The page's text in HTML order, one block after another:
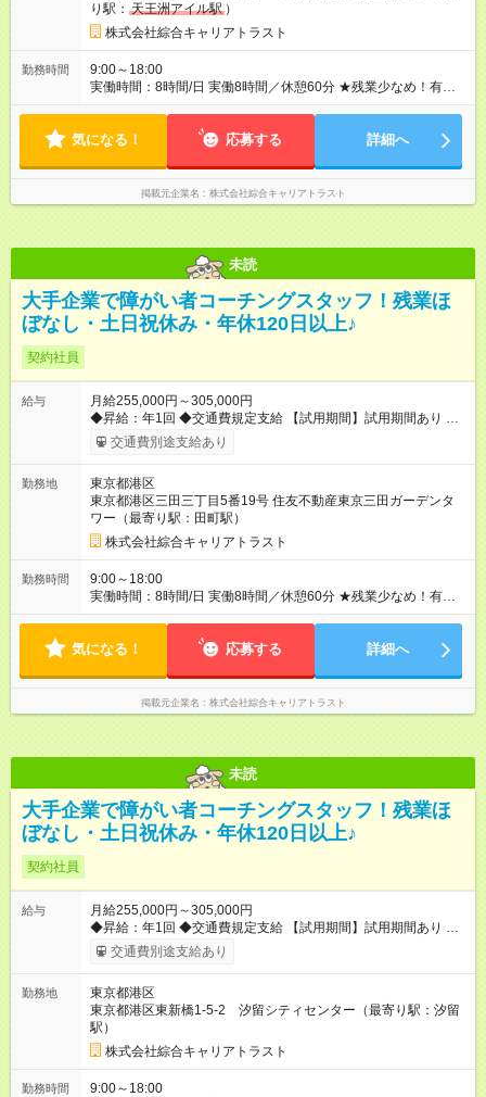
り駅： 天王洲アイル駅 ）
株式会社綜合キャリアトラスト
勤務時間
9:00～18:00
実働時間：8時間/日 実働8時間／休憩60分 ★残業少なめ！有給
も基本取りやすいので、プライベートも充実♪
気になる！ 応募する 詳細へ
掲載元企業名 株式会社綜合キャリアトラスト
未読
大手企業で障がい者コーチングスタッフ！残業ほ
ぼなし・土日祝休み・年休120日以上♪
契約社員
給与
月給255,000円～305,000円
◆昇給：年1回 ◆交通費規定支給 【試用期間】試用期間あり 試用
期間の長さ：3ヶ月 雇用形態、給与は本採用時と同じです。
交通費別途支給あり
勤務地
東京都港区
東京都港区三田三丁目5番19号 住友不動産東京三田ガーデンタ
ワー（最寄り駅：田町駅）
株式会社綜合キャリアトラスト
勤務時間
9:00～18:00
実働時間：8時間/日 実働8時間／休憩60分 ★残業少なめ！有給
も基本取りやすいので、プライベートも充実♪
気になる！ 応募する 詳細へ
掲載元企業名 株式会社綜合キャリアトラスト
未読
大手企業で障がい者コーチングスタッフ！残業ほ
ぼなし・土日祝休み・年休120日以上♪
契約社員
給与
月給255,000円～305,000円
◆昇給：年1回 ◆交通費規定支給 【試用期間】試用期間あり 試用
期間の長さ：3ヶ月 雇用形態、給与は本採用時と同じです。
交通費別途支給あり
勤務地
東京都港区
東京都港区東新橋1-5-2 汐留シティセンター（最寄り駅：汐留
駅）
株式会社綜合キャリアトラスト
勤務時間
9:00～18:00